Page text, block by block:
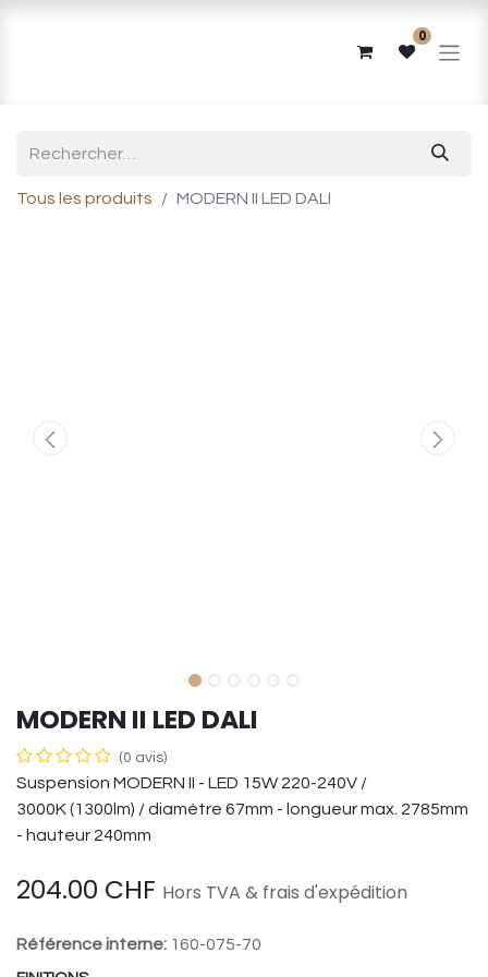
0
Tous les produits MODERN II LED DALI
MODERN II LED DALI
(0 avis)
Suspension MODERN II - LED 15W 220-240V /
3000K (1300lm) / diamètre 67mm - longueur max. 2785mm
- hauteur 240mm
204.00 CHF Hors TVA & frais d'expédition
Référence interne: 160-075-70